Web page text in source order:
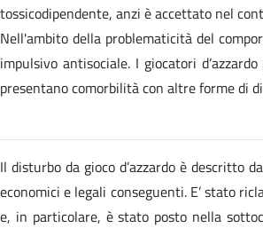
tossicodipendente, anzi è accettato nel
Nell'ambito della problematicità del
impulsivo antisociale. I giocatori
presentano comorbilità con altre forme di
Il disturbo da gioco d’azzardo è descritto
economici e legali conseguenti. E’ stato
e, in particolare, è stato posto nella